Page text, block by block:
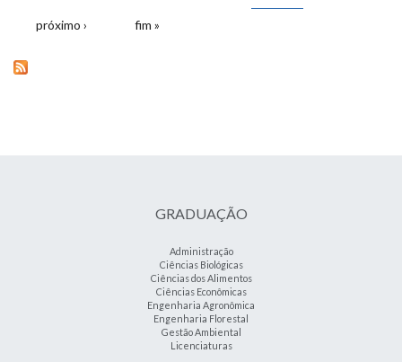
próximo › fim »
GRADUAÇÃO
Administração
Ciências Biológicas
Ciências dos Alimentos
Ciências Econômicas
Engenharia Agronômica
Engenharia Florestal
Gestão Ambiental
Licenciaturas